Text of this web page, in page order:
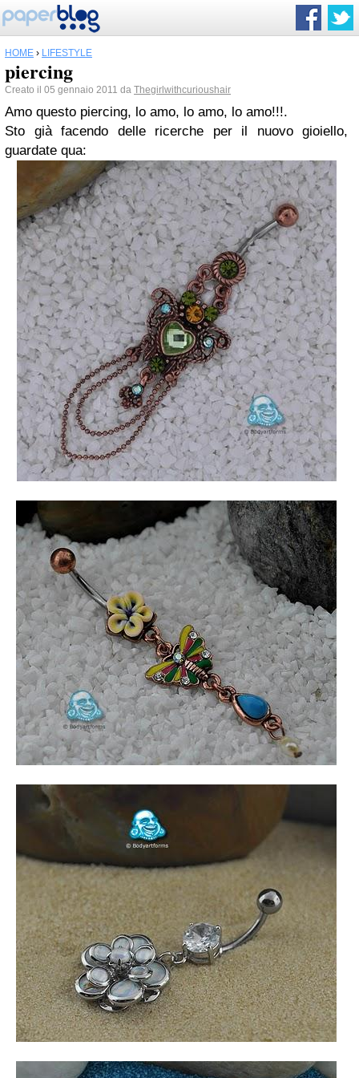
HOME › LIFESTYLE
piercing
Creato il 05 gennaio 2011 da Thegirlwithcurioushair
Amo questo piercing, lo amo, lo amo, lo amo!!!.
Sto già facendo delle ricerche per il nuovo gioiello,
guardate qua: